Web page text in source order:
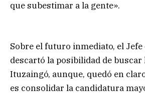
que subestimar a la gente».
Sobre el futuro inmediato, el
descartó la posibilidad de buscar
Ituzaingó, aunque, quedó en
es consolidar la candidatura